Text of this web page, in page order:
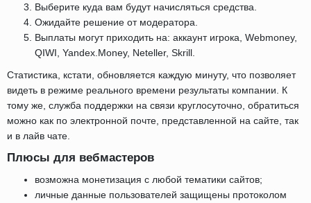
Выберите куда вам будут начисляться средства.
Ожидайте решение от модератора.
Выплаты могут приходить на: аккаунт игрока, Webmoney,
QIWI, Yandex.Money, Neteller, Skrill.
Статистика, кстати, обновляется каждую минуту, что позволяет
видеть в режиме реального времени результаты компании. К
тому же, служба поддержки на связи круглосуточно, обратиться
можно как по электронной почте, представленной на сайте, так
и в лайв чате.
Плюсы для вебмастеров
возможна монетизация с любой тематики сайтов;
личные данные пользователей защищены протоколом